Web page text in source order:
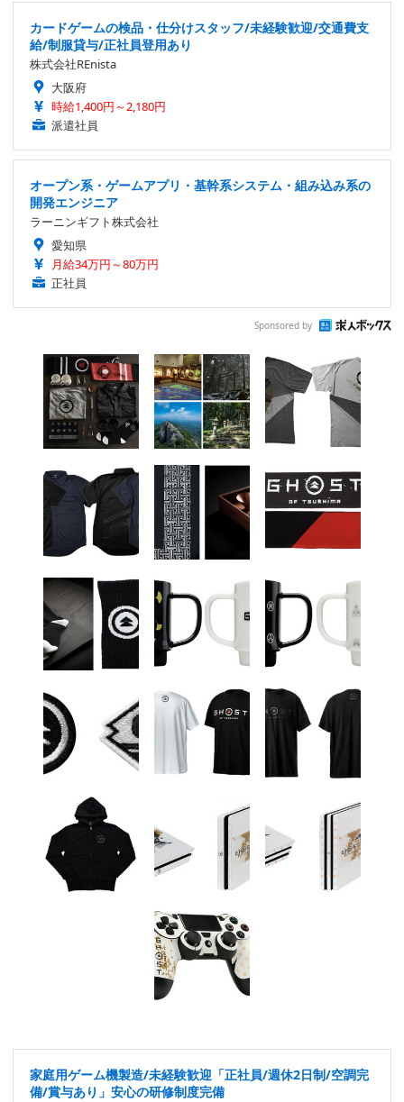
カードゲームの検品・仕分けスタッフ/未経験歓迎/交通費支
給/制服貸与/正社員登用あり
株式会社REnista
大阪府
時給1,400円～2,180円
派遣社員
オープン系・ゲームアプリ・基幹系システム・組み込み系の
開発エンジニア
ラーニンギフト株式会社
愛知県
月給34万円～80万円
正社員
Sponsored by
家庭用ゲーム機製造/未経験歓迎「正社員/週休2日制/空調完
備/賞与あり」安心の研修制度完備